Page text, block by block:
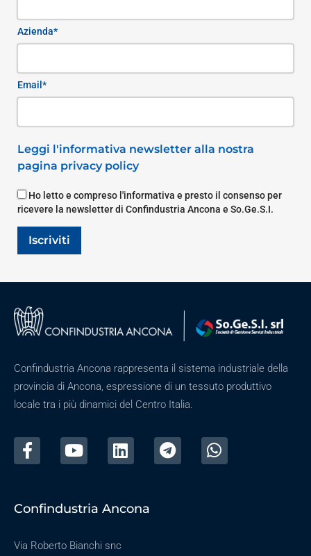
Azienda*
Email*
Leggi l'informativa newsletter alla nostra
pagina privacy policy
Ho letto e compreso l'informativa e presto il consenso per
ricevere la newsletter di Confindustria Ancona e So.Ge.S.I.
Iscriviti
Confindustria Ancona rappresenta il sistema industriale della
provincia di Ancona, espressione di un tessuto produttivo
locale tra i più dinamici del Centro Italia.
Confindustria Ancona
Via Roberto Bianchi snc